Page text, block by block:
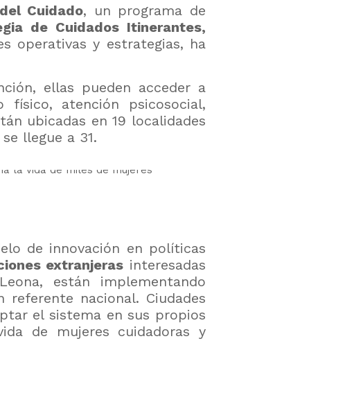
Cuidado, un programa de
de Cuidados Itinerantes,
operativas y estrategias, ha
ellas pueden acceder a
físico, atención psicosocial,
ubicadas en 19 localidades
llegue a 31.
de innovación en políticas
extranjeras interesadas
están implementando
nacional. Ciudades
el sistema en sus propios
de mujeres cuidadoras y